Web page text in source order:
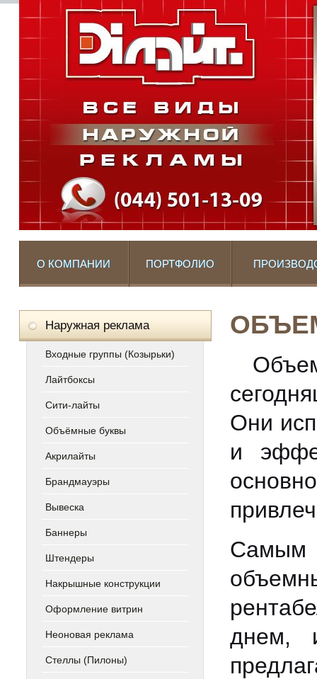
О КОМПАНИИ ПОРТФОЛИО
Наружная реклама
Входные группы (Козырьки)
Лайтбоксы
Сити-лайты
Объёмные буквы
Акрилайты
Брандмауэры
Вывеска
Баннеры
Штендеры
Накрышные конструкции
Оформление витрин
Неоновая реклама
Стеллы (Пилоны)
Они
и
Самым
днем,